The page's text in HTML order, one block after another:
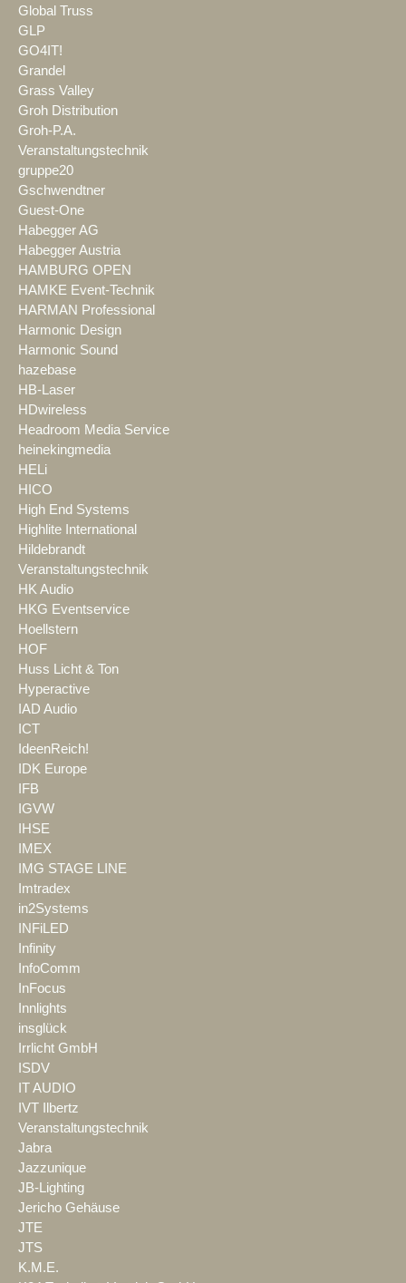
Global Truss
GLP
GO4IT!
Grandel
Grass Valley
Groh Distribution
Groh-P.A.
Veranstaltungstechnik
gruppe20
Gschwendtner
Guest-One
Habegger AG
Habegger Austria
HAMBURG OPEN
HAMKE Event-Technik
HARMAN Professional
Harmonic Design
Harmonic Sound
hazebase
HB-Laser
HDwireless
Headroom Media Service
heinekingmedia
HELi
HICO
High End Systems
Highlite International
Hildebrandt
Veranstaltungstechnik
HK Audio
HKG Eventservice
Hoellstern
HOF
Huss Licht & Ton
Hyperactive
IAD Audio
ICT
IdeenReich!
IDK Europe
IFB
IGVW
IHSE
IMEX
IMG STAGE LINE
Imtradex
in2Systems
INFiLED
Infinity
InfoComm
InFocus
Innlights
insglück
Irrlicht GmbH
ISDV
IT AUDIO
IVT Ilbertz
Veranstaltungstechnik
Jabra
Jazzunique
JB-Lighting
Jericho Gehäuse
JTE
JTS
K.M.E.